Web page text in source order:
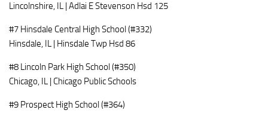
Lincolnshire, IL | Adlai E Stevenson Hsd 125
#7 Hinsdale Central High School (#332)
Hinsdale, IL | Hinsdale Twp Hsd 86
#8 Lincoln Park High School (#350)
Chicago, IL | Chicago Public Schools
#9 Prospect High School (#364)